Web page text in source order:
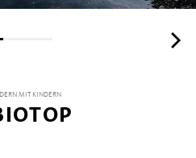
MIT KINDERN